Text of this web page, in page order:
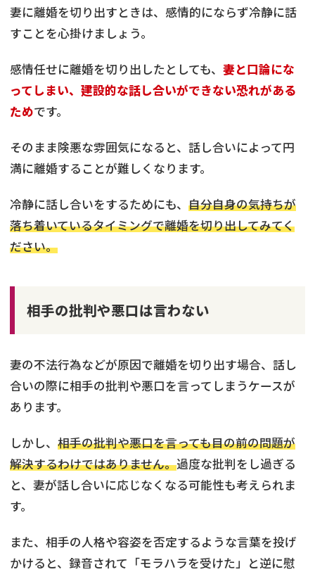
妻に離婚を切り出すときは、感情的にならず冷静に話
すことを心掛けましょう。
感情任せに離婚を切り出したとしても、 妻と口論にな
ってしまい、建設的な話し合いができない恐れがある
ためです。
そのまま険悪な雰囲気になると、話し合いによって円
満に離婚することが難しくなります。
冷静に話し合いをするためにも、 自分自身の気持ちが
落ち着いているタイミングで離婚を切り出してみてく
ださい。
相手の批判や悪口は言わない
妻の不法行為などが原因で離婚を切り出す場合、話し
合いの際に相手の批判や悪口を言ってしまうケースが
あります。
しかし、 相手の批判や悪口を言っても目の前の問題が
解決するわけではありません。過度な批判をし過ぎる
と、妻が話し合いに応じなくなる可能性も考えられま
す。
また、相手の人格や容姿を否定するような言葉を投げ
かけると、録音されて「モラハラを受けた」と逆に慰